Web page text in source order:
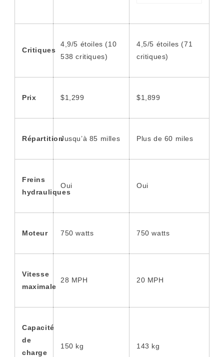
Critiques
4,9/5 étoiles (10
538 critiques)
4,5/5 étoiles (71
critiques)
Prix $1,299 $1,899
RépartitionJusqu’à 85 milles Plus de 60 miles
Freins
hydrauliques
Oui Oui
Moteur 750 watts 750 watts
Vitesse
maximale
28 MPH 20 MPH
Capacité
de
charge
150 kg 143 kg